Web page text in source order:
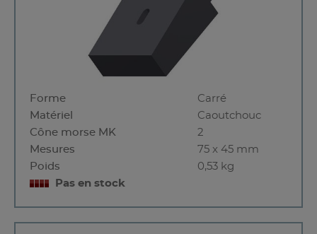
Forme
Carré
Matériel
Caoutchouc
Cône morse MK
2
Mesures
75 x 45 mm
Poids
0,53 kg
Pas en stock